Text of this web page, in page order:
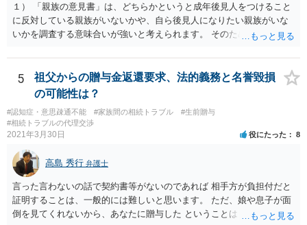
１） 「親族の意見書」は、どちらかというと成年後見人をつけること
に反対している親族がいないかや、自ら後見人になりたい親族がいな
いかを調査する意味合いが強いと考えられます。 そのため、ご相談の
す。 ２） 場合によっては、介護や被後見人の財産の処分等に関して、
後見人から相談があることも考えられます。 また、お祖母さんがお亡
くなりになった場合、相続人となる可能性がありますが、 その場合は
相続放棄されれば問題ありません。 ３） 完全に拒否する方法はないか
もしれませんが、 関わりを持ちたくないとのことでしたら、親族の意
見書にその旨を記載して提出しておけば良いかも知れません。 後見人
は低いと考えられます。 以上、ご参考になさってください。
5
祖父からの贈与金返還要求、法的義務と名誉毀損
の可能性は？
#認知症・意思疎通不能 #家族間の相続トラブル
#生前贈与
#相続トラブルの代理交渉
2021年3月30日 役にたった 8
高島 秀行 弁護士
言った言わないの話で契約書等がないのであれば 相手方が負担付だと
証明することは、一般的には難しいと思います。 ただ、娘や息子が面
倒を見てくれないから、あなたに贈与した ということは あなたは面倒